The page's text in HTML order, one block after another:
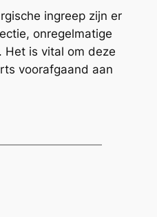
ingreep zijn er
onregelmatige
Het is vital om deze
voorafgaand aan